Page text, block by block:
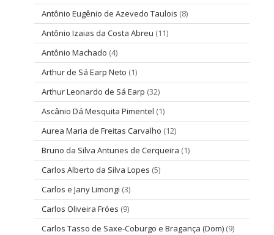
Antônio Eugênio de Azevedo Taulois (8)
Antônio Izaias da Costa Abreu (11)
Antônio Machado (4)
Arthur de Sá Earp Neto (1)
Arthur Leonardo de Sá Earp (32)
Ascânio Dá Mesquita Pimentel (1)
Aurea Maria de Freitas Carvalho (12)
Bruno da Silva Antunes de Cerqueira (1)
Carlos Alberto da Silva Lopes (5)
Carlos e Jany Limongi (3)
Carlos Oliveira Fróes (9)
Carlos Tasso de Saxe-Coburgo e Bragança (Dom) (9)